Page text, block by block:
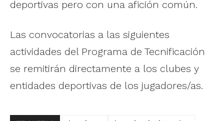
deportivas pero con una afición común.
Las convocatorias a las siguientes
actividades del Programa de Tecnificación
se remitirán directamente a los clubes y
entidades deportivas de los jugadores/as.